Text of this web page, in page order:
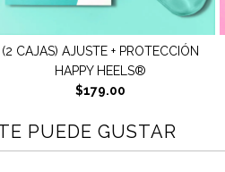
(6 CAJAS) SET ANTIDERRAPANTE +
CONFORT HAPPY HEELS®
$399.00
PUEDE GUSTAR